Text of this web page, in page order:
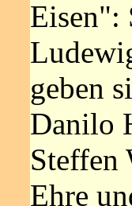
Eisen":
geben
Danilo
Steffen
Ehre